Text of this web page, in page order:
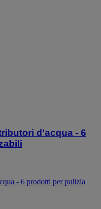
d'acqua - 6
- 6 prodotti per pulizia